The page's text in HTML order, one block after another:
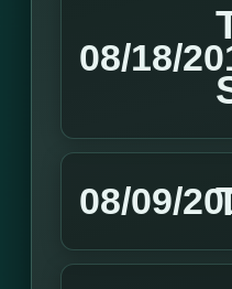
08/18/
08/09/